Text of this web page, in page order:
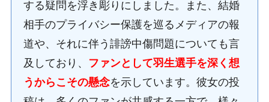
する疑問を浮き彫りにしました。また、結婚
相手のプライバシー保護を巡るメディアの報
道や、それに伴う誹謗中傷問題についても言
及しており、
ファンとして羽生選手を深く想
うからこその懸念を示しています。彼女の投